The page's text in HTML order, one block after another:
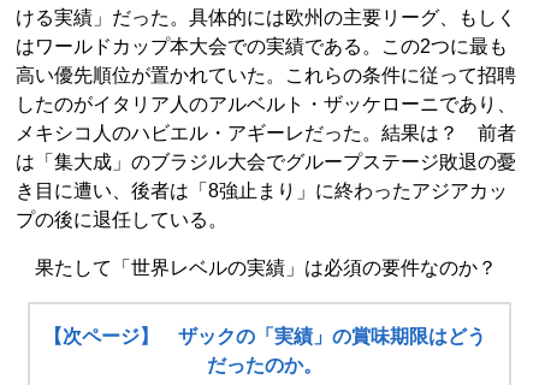
ける実績」だった。具体的には欧州の主要リーグ、もしく
はワールドカップ本大会での実績である。この2つに最も
高い優先順位が置かれていた。これらの条件に従って招聘
したのがイタリア人のアルベルト・ザッケローニであり、
メキシコ人のハビエル・アギーレだった。結果は？ 前者
は「集大成」のブラジル大会でグループステージ敗退の憂
き目に遭い、後者は「8強止まり」に終わったアジアカッ
プの後に退任している。
果たして「世界レベルの実績」は必須の要件なのか？
【次ページ】 ザックの「実績」の賞味期限はどう
だったのか。